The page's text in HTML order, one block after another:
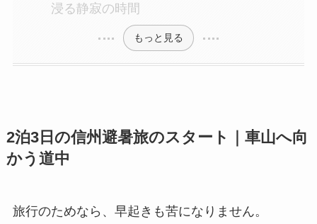
浸る静寂の時間
もっと見る
2泊3日の信州避暑旅のスタート｜車山へ向
かう道中
旅行のためなら、早起きも苦になりません。